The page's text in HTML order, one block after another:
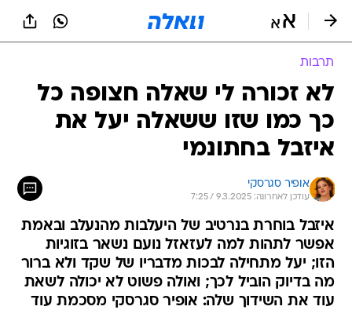
תרבות
לא זכורה לי שאלה חצופה כל
כך כמו שזו ששאלה יעל את
איזבל בחתונמי
אופיר סגרסקי
עודכן לאחרונה: 9.3.2025 / 7:25
איזבל בוחרת בנרטיב של היעלבות מהנעלב ובאמת
אפשר לתהות למה לעזאזל נועם נשאר בזוגיות
הזו; יעל מתחילה לבכות מדבריו של שקד ולא ברור
מה בדיוק הוביל לכך; ואולה פשוט לא יכולה לשאת
עוד את השידוך שלה: אופיר סגרסקי מסכמת עוד